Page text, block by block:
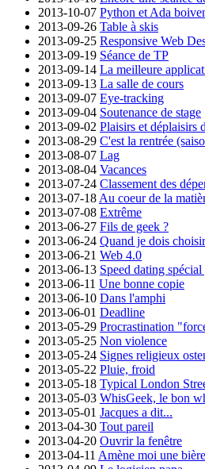
2013-10-07 Python et Ada
2013-09-26 Table à skis
2013-09-25 Responsive Web
2013-09-19 Séance de TP
2013-09-14 La meilleure
2013-09-13 La salle de cours
2013-09-07 Eye-tracking
2013-09-04 Soutenance de stage
2013-09-02 Plaisirs et déplaisirs
2013-08-29 C'est la rentrée
2013-08-07 Lag
2013-08-04 Vacances
2013-07-24 Classement des
2013-07-18 Au coeur de la
2013-07-08 Extrême
2013-06-27 Fils de geek ?
2013-06-24 Quand je dois
2013-06-21 Web 4.0
2013-06-13 Speed dating spécial
2013-06-11 Une bonne copie
2013-06-10 Dans l'amphi
2013-06-01 Deadline
2013-05-29 Procrastination
2013-05-25 Non violence
2013-05-24 Signes religieux
2013-05-22 Pluie, froid
2013-05-18 Typical London
2013-05-03 WhisGeek, le bon
2013-05-01 Jacques a dit...
2013-04-30 Tout pareil
2013-04-20 Ouvrir la fenêtre
2013-04-11 Amène moi une